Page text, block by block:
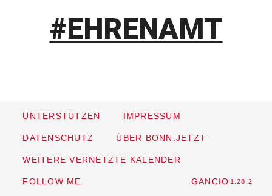
#EHRENAMT
UNTERSTÜTZEN IMPRESSUM
DATENSCHUTZ ÜBER BONN.JETZT
WEITERE VERNETZTE KALENDER
FOLLOW ME GANCIO 1.28.2